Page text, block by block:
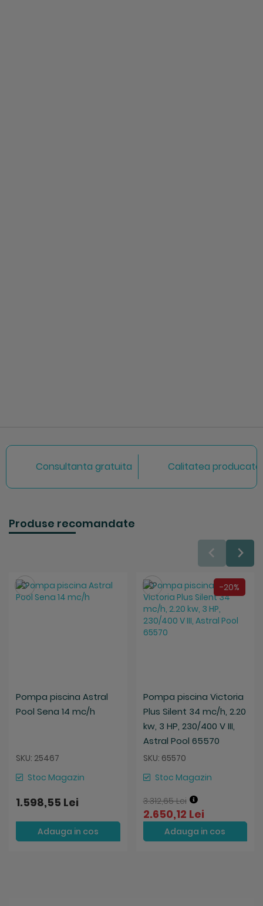
Consultanta gratuita Calitatea
Produse recomandate
Pompa piscina Astral
Pool Sena 14 mc/h
SKU: 25467
Stoc Magazin
1.598,55 Lei
Adauga in cos
Salveaza -20%
Pompa piscina Victoria
Plus Silent 34 mc/h, 2.20
kw, 3 HP, 230/400 V III,
Astral Pool 65570
SKU: 65570
Stoc Magazin
3.312,65 Lei
2.650,12 Lei
Adauga in cos
Salveaza